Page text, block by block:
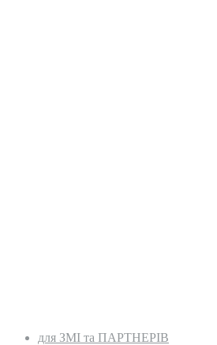
для ЗМІ та ПАРТНЕРІВ